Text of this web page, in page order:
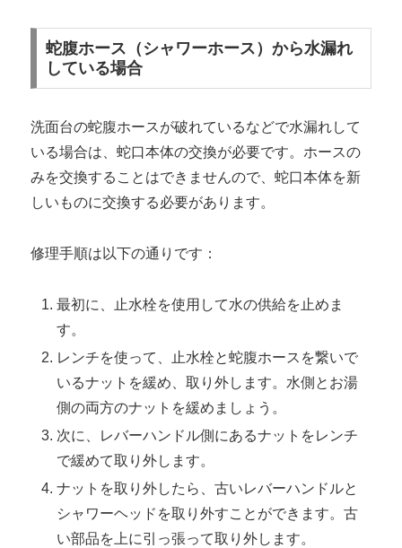
蛇腹ホース（シャワーホース）から水漏れ
している場合
洗面台の蛇腹ホースが破れているなどで水漏れして
いる場合は、蛇口本体の交換が必要です。ホースの
みを交換することはできませんので、蛇口本体を新
しいものに交換する必要があります。
修理手順は以下の通りです：
最初に、止水栓を使用して水の供給を止めま
す。
レンチを使って、止水栓と蛇腹ホースを繋いで
いるナットを緩め、取り外します。水側とお湯
側の両方のナットを緩めましょう。
次に、レバーハンドル側にあるナットをレンチ
で緩めて取り外します。
ナットを取り外したら、古いレバーハンドルと
シャワーヘッドを取り外すことができます。古
い部品を上に引っ張って取り外します。